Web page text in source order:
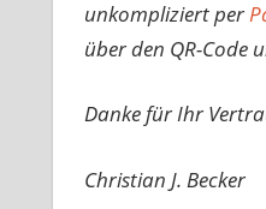
unkompliziert per
über den QR-Code
Danke für Ihr
Christian J. Becker